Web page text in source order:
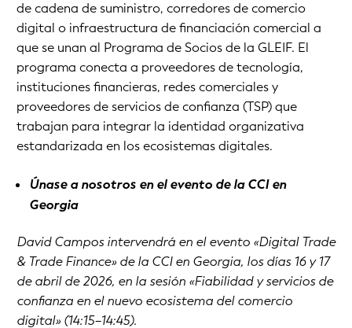
de cadena de suministro, corredores de comercio
digital o infraestructura de financiación comercial a
que se unan al Programa de Socios de la GLEIF. El
programa conecta a proveedores de tecnología,
instituciones financieras, redes comerciales y
proveedores de servicios de confianza (TSP) que
trabajan para integrar la identidad organizativa
estandarizada en los ecosistemas digitales.
Únase a nosotros en el evento de la CCI en
Georgia
David Campos intervendrá en el evento «Digital Trade
& Trade Finance» de la CCI en Georgia, los días 16 y 17
de abril de 2026, en la sesión «Fiabilidad y servicios de
confianza en el nuevo ecosistema del comercio
digital» (14:15–14:45).